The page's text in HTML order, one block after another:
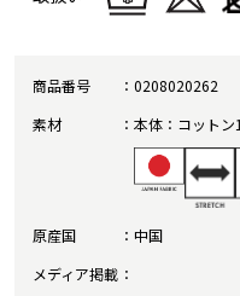
商品番号
0208020262
素材
本体：コットン
原産国
中国
メディア掲載